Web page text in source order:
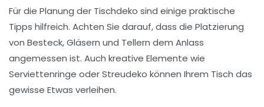
Für die Planung der Tischdeko sind einige praktische
Tipps hilfreich. Achten Sie darauf, dass die Platzierung
von Besteck, Gläsern und Tellern dem Anlass
angemessen ist. Auch kreative Elemente wie
Serviettenringe oderStreudeko können Ihrem Tisch das
gewisse Etwas verleihen.